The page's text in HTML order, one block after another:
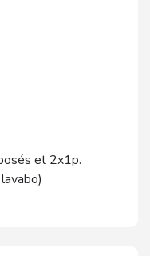
et 2x1p.